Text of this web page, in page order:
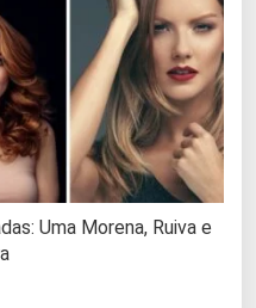
Uma Morena, Ruiva e